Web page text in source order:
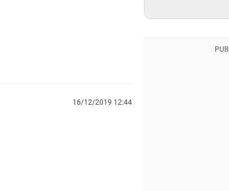
16/12/2019 12:44